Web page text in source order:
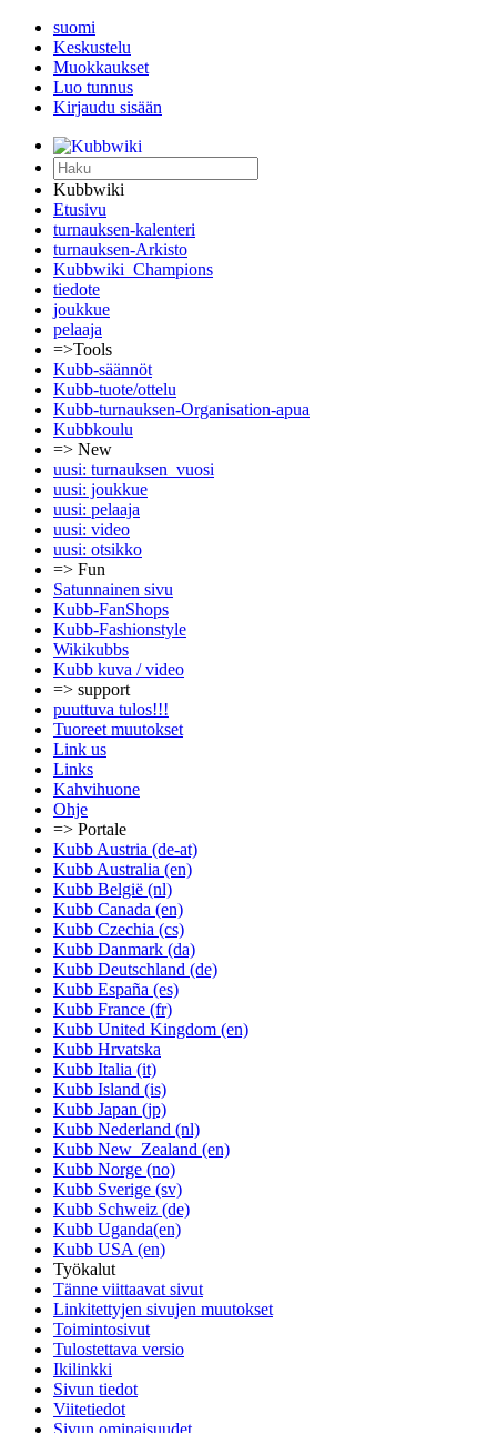
suomi
Keskustelu
Muokkaukset
Luo tunnus
Kirjaudu sisään
Kubbwiki
Etusivu
turnauksen-kalenteri
turnauksen-Arkisto
Kubbwiki_Champions
tiedote
joukkue
pelaaja
=>Tools
Kubb-säännöt
Kubb-tuote/ottelu
Kubb-turnauksen-Organisation-apua
Kubbkoulu
=> New
uusi: turnauksen_vuosi
uusi: joukkue
uusi: pelaaja
uusi: video
uusi: otsikko
=> Fun
Satunnainen sivu
Kubb-FanShops
Kubb-Fashionstyle
Wikikubbs
Kubb kuva / video
=> support
puuttuva tulos!!!
Tuoreet muutokset
Link us
Links
Kahvihuone
Ohje
=> Portale
Kubb Austria (de-at)
Kubb Australia (en)
Kubb België (nl)
Kubb Canada (en)
Kubb Czechia (cs)
Kubb Danmark (da)
Kubb Deutschland (de)
Kubb España (es)
Kubb France (fr)
Kubb United Kingdom (en)
Kubb Hrvatska
Kubb Italia (it)
Kubb Island (is)
Kubb Japan (jp)
Kubb Nederland (nl)
Kubb New_Zealand (en)
Kubb Norge (no)
Kubb Sverige (sv)
Kubb Schweiz (de)
Kubb Uganda(en)
Kubb USA (en)
Työkalut
Tänne viittaavat sivut
Linkitettyjen sivujen muutokset
Toimintosivut
Tulostettava versio
Ikilinkki
Sivun tiedot
Viitetiedot